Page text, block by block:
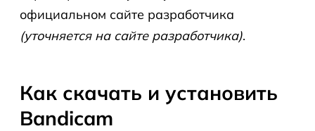
официальном сайте разработчика
(уточняется на сайте разработчика).
Как скачать и установить
Bandicam